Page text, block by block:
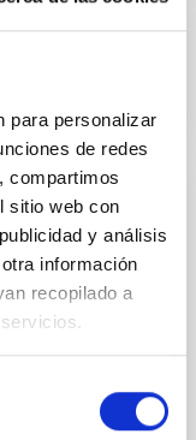
para personalizar
de redes
compartimos
sitio web con
y análisis
información
recopilado a
para la
de
actividades de
y de